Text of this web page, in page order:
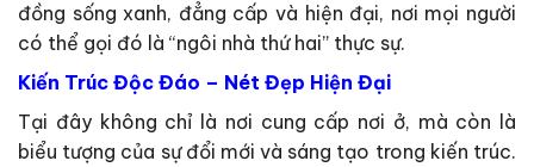
đồng sống xanh, đẳng cấp và hiện đại, nơi mọi người
có thể gọi đó là “ngôi nhà thứ hai” thực sự.
Kiến Trúc Độc Đáo – Nét Đẹp Hiện Đại
Tại đây không chỉ là nơi cung cấp nơi ở, mà còn là
biểu tượng của sự đổi mới và sáng tạo trong kiến trúc.